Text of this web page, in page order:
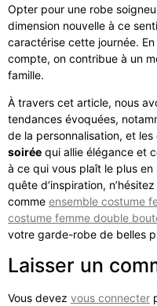
Opter pour une robe
dimension nouvelle à ce
caractérise cette journée.
compte, on contribue à un
famille.
À travers cet article, nous
tendances évoquées,
de la personnalisation, et
soirée qui allie élégance et
à ce qui vous plaît le plus
quête d’inspiration,
comme ensemble costume
costume femme double
votre garde-robe de belles
Laisser un
Vous devez vous connecter